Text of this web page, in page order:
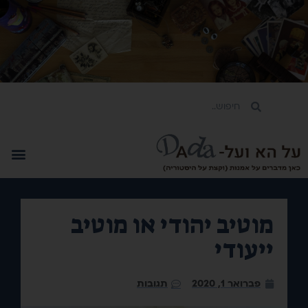
מוטיב יהודי או מוטיב
ייעודי
פברואר 1, 2020 תגובות